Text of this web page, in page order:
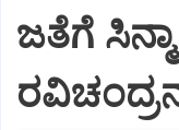
ಜತೆಗೆ